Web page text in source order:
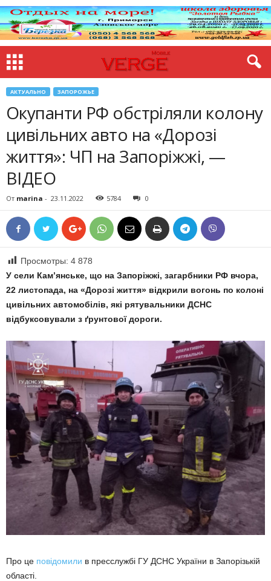
АКТУАЛЬНО ЗАПОРОЖЬЕ
Окупанти РФ обстріляли колону
цивільних авто на «Дорозі
життя»: ЧП на Запоріжжі, —
ВІДЕО
От marina - 23.11.2022 5784 0
Просмотры: 4 878
У сели Кам’янське, що на Запоріжжі, загарбники РФ вчора,
22 листопада, на «Дорозі життя» відкрили вогонь по колоні
цивільних автомобілів, які рятувальники ДСНС
відбуксовували з ґрунтової дороги.
Про це повідомили в пресслужбі ГУ ДСНС України в Запорізькій
області.